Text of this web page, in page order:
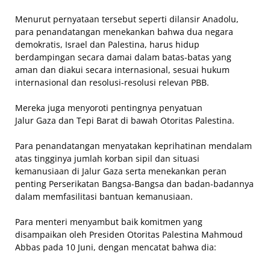
Menurut pernyataan tersebut seperti dilansir Anadolu,
para penandatangan menekankan bahwa dua negara
demokratis, Israel dan Palestina, harus hidup
berdampingan secara damai dalam batas-batas yang
aman dan diakui secara internasional, sesuai hukum
internasional dan resolusi-resolusi relevan PBB.
Mereka juga menyoroti pentingnya penyatuan
Jalur Gaza dan Tepi Barat di bawah Otoritas Palestina.
Para penandatangan menyatakan keprihatinan mendalam
atas tingginya jumlah korban sipil dan situasi
kemanusiaan di Jalur Gaza serta menekankan peran
penting Perserikatan Bangsa-Bangsa dan badan-badannya
dalam memfasilitasi bantuan kemanusiaan.
Para menteri menyambut baik komitmen yang
disampaikan oleh Presiden Otoritas Palestina Mahmoud
Abbas pada 10 Juni, dengan mencatat bahwa dia: